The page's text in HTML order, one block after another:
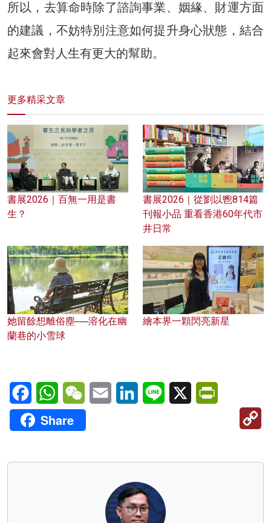
所以，去算命時除了諮詢事業、姻緣、財運方面
的建議，不妨特別注意如何提升身心狀態，結合
起來會對人生有更大的幫助。
更多精采文章
書展2026｜百無一用是書
生？
書展2026｜從劉以鬯814篇
刊報小品 重看香港60年代市
井日常
她留餘想離俗塵──溶化在幽
蘭巷的小雪球
繪本界一顆閃亮新星
FacebookWhatsAppWeChatEmail LinkedInLine X
Share